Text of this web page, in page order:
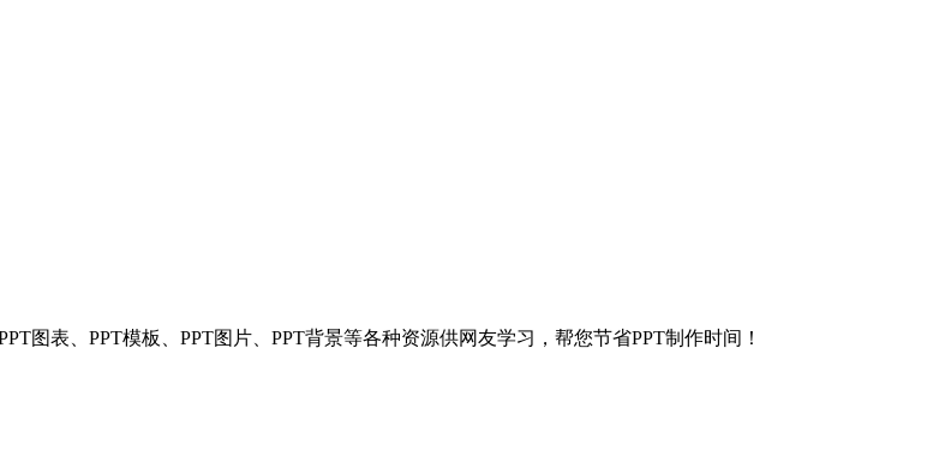
图表、PPT模板、PPT图片、PPT背景等各种资源供网友学习，帮您节省PPT制作时间！